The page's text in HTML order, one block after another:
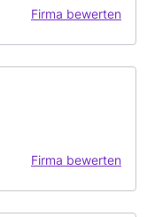
Firma bewerten
Firma bewerten